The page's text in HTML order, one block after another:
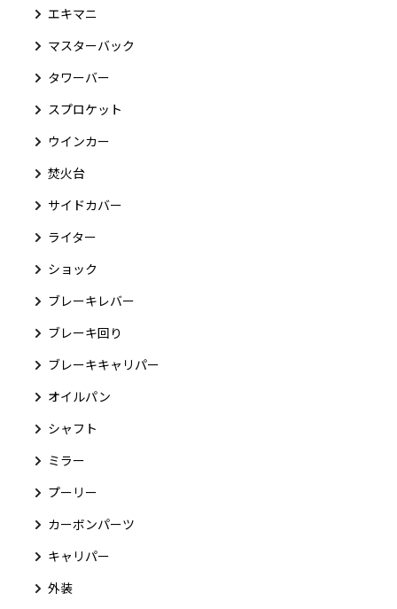
エキマニ
マスターバック
タワーバー
スプロケット
ウインカー
焚火台
サイドカバー
ライター
ショック
ブレーキレバー
ブレーキ回り
ブレーキキャリパー
オイルパン
シャフト
ミラー
プーリー
カーボンパーツ
キャリパー
外装